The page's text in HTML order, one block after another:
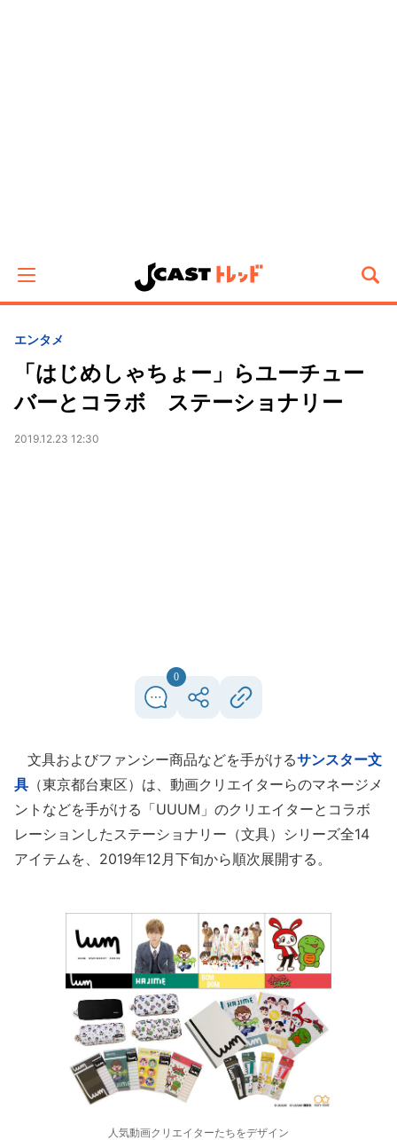
エンタメ
「はじめしゃちょー」らユーチュー
バーとコラボ ステーショナリー
2019.12.23 12:30
0
文具およびファンシー商品などを手がけるサンスター文
具 （東京都台東区）は、動画クリエイターらのマネージメ
ントなどを手がける「UUUM」のクリエイターとコラボ
レーションしたステーショナリー（文具）シリーズ全14
アイテムを、2019年12月下旬から順次展開する。
人気動画クリエイターたちをデザイン